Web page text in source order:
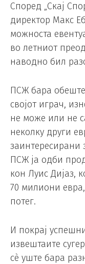
Според „Скај
директор Макс
можноста
во летниот
наводно бил
ПСЖ бара
својот играч,
не може или не
неколку други
заинтересирани
ПСЖ ја одби
кон Луис Дијаз,
70 милиони
потег.
И покрај
извештаите
сè уште бара